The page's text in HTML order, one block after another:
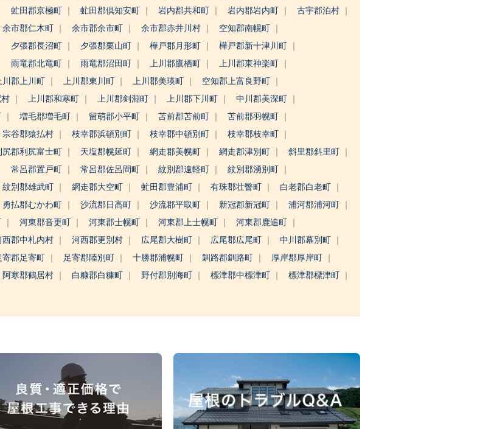
虻田郡京極町 虻田郡倶知安町 岩内郡共和町 岩内郡岩内町
古宇郡泊村
余市郡仁木町 余市郡余市町 余市郡赤井川村
空知郡南幌町
夕張郡長沼町 夕張郡栗山町 樺戸郡月形町
樺戸郡新十津川町
雨竜郡北竜町 雨竜郡沼田町 上川郡鷹栖町
上川郡東神楽町
川郡上川町 上川郡東川町 上川郡美瑛町
空知郡上富良野町
上川郡和寒町 上川郡剣淵町 上川郡下川町
中川郡美深町
増毛郡増毛町 留萌郡小平町 苫前郡苫前町
苫前郡羽幌町
宗谷郡猿払村 枝幸郡浜頓別町 枝幸郡中頓別町
枝幸郡枝幸町
尻郡利尻富士町 天塩郡幌延町 網走郡美幌町 網走郡津別町
斜里郡斜里町
常呂郡置戸町 常呂郡佐呂間町 紋別郡遠軽町
紋別郡湧別町
紋別郡雄武町 網走郡大空町 虻田郡豊浦町 有珠郡壮瞥町
白老郡白老町
勇払郡むかわ町 沙流郡日高町 沙流郡平取町 新冠郡新冠町
浦河郡浦河町
河東郡音更町 河東郡士幌町 河東郡上士幌町
河東郡鹿追町
西郡中札内村 河西郡更別村 広尾郡大樹町 広尾郡広尾町
中川郡幕別町
寄郡足寄町 足寄郡陸別町 十勝郡浦幌町 釧路郡釧路町
厚岸郡厚岸町
阿寒郡鶴居村 白糠郡白糠町 野付郡別海町 標津郡中標津町
標津郡標津町